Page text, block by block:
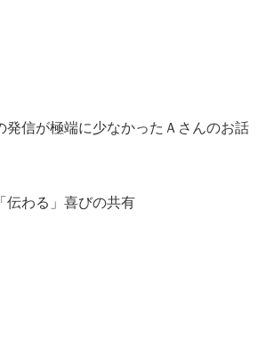
発信が極端に少なかったＡさんのお話
伝わる」喜びの共有